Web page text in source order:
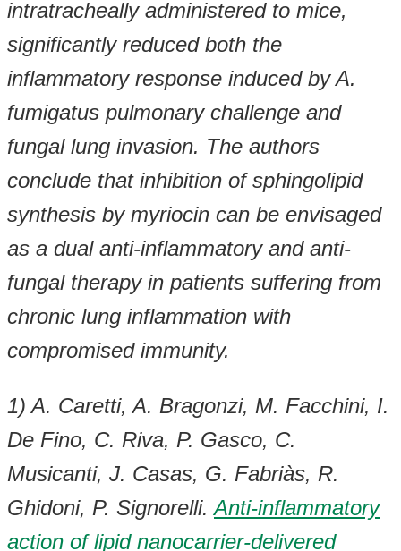
intratracheally administered to mice,
significantly reduced both the
inflammatory response induced by A.
fumigatus pulmonary challenge and
fungal lung invasion. The authors
conclude that inhibition of sphingolipid
synthesis by myriocin can be envisaged
as a dual anti-inflammatory and anti-
fungal therapy in patients suffering from
chronic lung inflammation with
compromised immunity.
1) A. Caretti, A. Bragonzi, M. Facchini, I.
De Fino, C. Riva, P. Gasco, C.
Musicanti, J. Casas, G. Fabriàs, R.
Ghidoni, P. Signorelli.Anti-inflammatory
action of lipid nanocarrier-delivered